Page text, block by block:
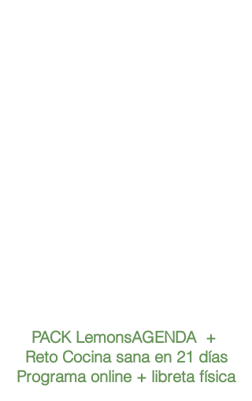
PACK LemonsAGENDA  +
Reto Cocina sana en 21 días
Programa online + libreta física